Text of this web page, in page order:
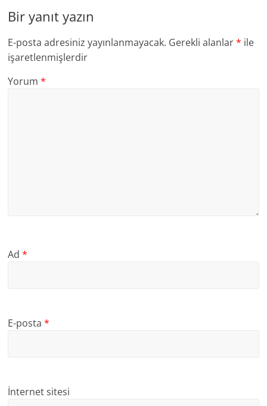
Bir yanıt yazın
E-posta adresiniz yayınlanmayacak. Gerekli alanlar* ile
işaretlenmişlerdir
Yorum*
Ad*
E-posta*
İnternet sitesi